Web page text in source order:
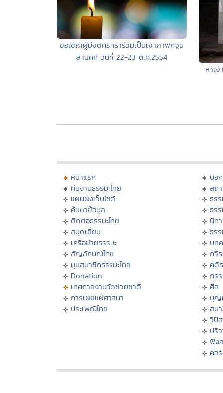
ขอเชิญผู้มีจิตศรัทธาร่วมเป็นเจ้าภาพกฐิน
สามัคคี วันที่ 22-23 ต.ค.2554
หาเ
หน้าแรก
ทีมงานธรรมะไทย
แผนผังเว็บไซต์
ค้นหาข้อมูล
ติดต่อธรรมะไทย
สมุดเยี่ยม
เครือข่ายธรรมะ
สัญลักษณ์ไทย
มุมสมาชิกธรรมะไทย
Donation
เทศกาลงานวัดช่วยชาติ
การเผยแผ่ศาสนา
ประเพณีไทย
บอ
สถ
ธร
ธร
นิท
ธร
บท
กวี
คติ
กร
ศีล
บุญ
สม
วิปั
ปริ
ฟัง
คอ